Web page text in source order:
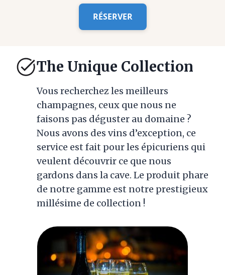
RÉSERVER
The Unique Collection
Vous recherchez les meilleurs
champagnes, ceux que nous ne
faisons pas déguster au domaine ?
Nous avons des vins d’exception, ce
service est fait pour les épicuriens qui
veulent découvrir ce que nous
gardons dans la cave. Le produit phare
de notre gamme est notre prestigieux
millésime de collection !